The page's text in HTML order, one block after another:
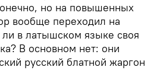
но на повышенных
вообще переходил на
в латышском языке своя
В основном нет: они
русский блатной жаргон